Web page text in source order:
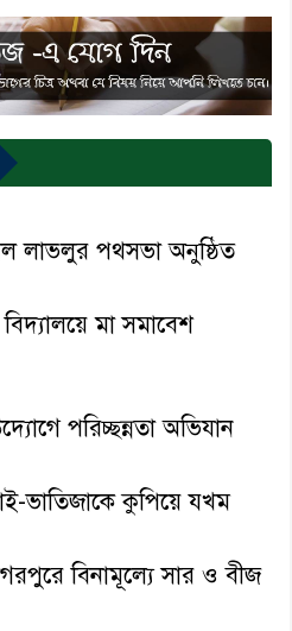
লাভলুর পথসভা অনুষ্ঠিত
মা সমাবেশ
পরিচ্ছন্নতা অভিযান
ভাতিজাকে কুপিয়ে যখম
বিনামূল্যে সার ও বীজ